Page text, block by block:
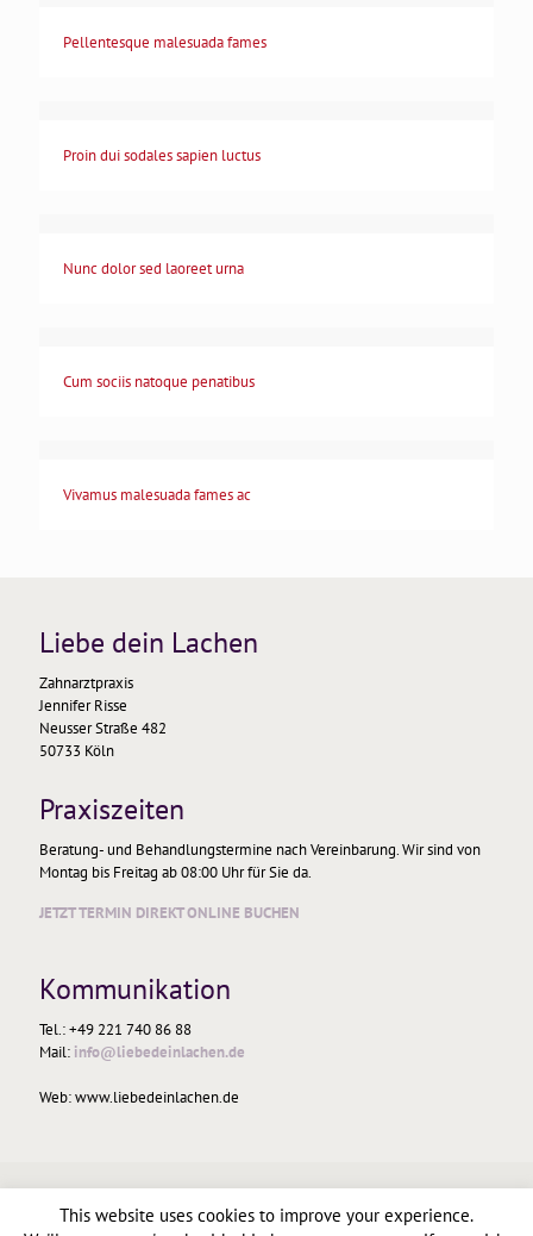
Pellentesque malesuada fames
Proin dui sodales sapien luctus
Nunc dolor sed laoreet urna
Cum sociis natoque penatibus
Vivamus malesuada fames ac
Liebe dein Lachen
Zahnarztpraxis
Jennifer Risse
Neusser Straße 482
50733 Köln
Praxiszeiten
Beratung- und Behandlungstermine nach Vereinbarung. Wir sind von
Montag bis Freitag ab 08:00 Uhr für Sie da.
JETZT TERMIN DIREKT ONLINE BUCHEN
Kommunikation
Tel.: +49 221 740 86 88
Mail: info@liebedeinlachen.de
Web: www.liebedeinlachen.de
This website uses cookies to improve your experience.